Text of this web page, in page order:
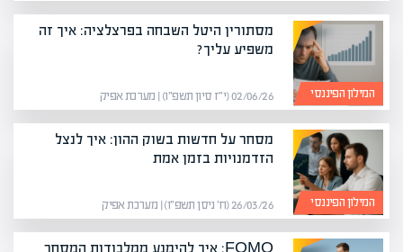
המילון הפיננסי
מסתורין היטל השבחה בפרצלציה: איך זה
משפיע עליך?
02/06/26 (י״ז סיון תשפ״ו) | מערכת אפיק
המילון הפיננסי
מסחר על חדשות בשוק ההון: איך לנצל
הזדמנויות בזמן אמת
26/03/26 (ח׳ ניסן תשפ״ו) | מערכת אפיק
FOMO: איך להימנע ממלכודות המסחר